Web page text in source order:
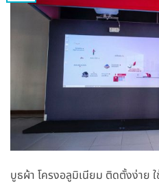
บูธผ้า โครงอลูมิเนียม ติดตั้งง่าย